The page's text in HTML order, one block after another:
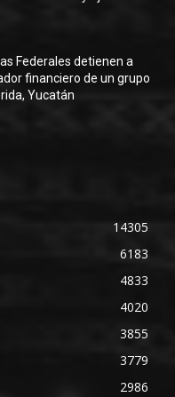
Federales detienen a
financiero de un grupo
Yucatán
14305
6183
4833
4020
3855
3779
2986